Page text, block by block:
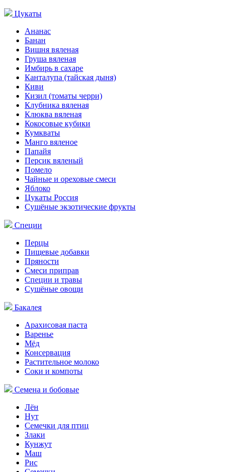
Цукаты
Ананас
Банан
Вишня вяленая
Груша вяленая
Имбирь в сахаре
Канталупа (тайская дыня)
Киви
Кизил (томаты черри)
Клубника вяленая
Клюква вяленая
Кокосовые кубики
Кумкваты
Манго вяленое
Папайя
Персик вяленый
Помело
Чайные и ореховые смеси
Яблоко
Цукаты Россия
Сушёные экзотические фрукты
Специи
Перцы
Пищевые добавки
Пряности
Смеси приправ
Специи и травы
Сушёные овощи
Бакалея
Арахисовая паста
Варенье
Мёд
Консервация
Растительное молоко
Соки и компоты
Семена и бобовые
Лён
Нут
Семечки для птиц
Злаки
Кунжут
Маш
Рис